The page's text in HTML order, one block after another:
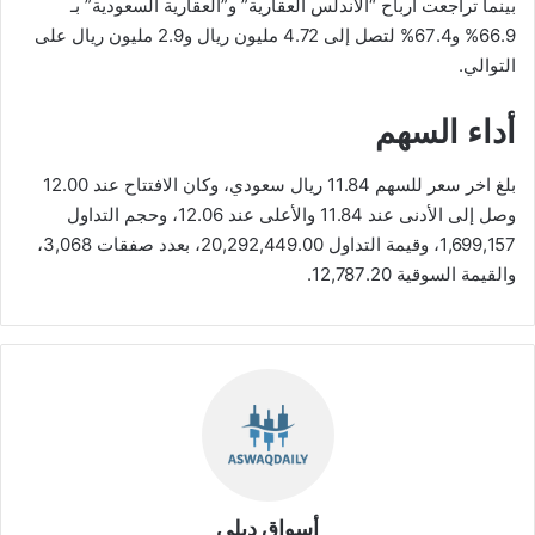
بينما تراجعت أرباح “الأندلس العقارية” و”العقارية السعودية” بـ
66.9% و67.4% لتصل إلى 4.72 مليون ريال و2.9 مليون ريال على
التوالي.
أداء السهم
بلغ اخر سعر للسهم 11.84 ريال سعودي، وكان الافتتاح عند 12.00
وصل إلى الأدنى عند 11.84 والأعلى عند 12.06، وحجم التداول
1,699,157، وقيمة التداول 20,292,449.00، بعدد صفقات 3,068،
والقيمة السوقية 12,787.20.
أسواق ديلي